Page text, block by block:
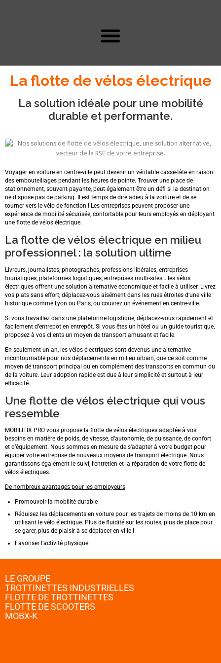
La flotte de vélos électrique
La solution idéale pour une mobilité
durable et performante.
Voyager en voiture en centre-ville peut devenir un véritable casse-tête en raison
des embouteillages pendant les heures de pointe. Trouver une place de
stationnement, souvent payante, peut également être un défi si la destination
ne dispose pas de parking. Il est temps de dire adieu à la voiture et de se
tourner vers le vélo de fonction ! Les entreprises peuvent proposer une
expérience de mobilité sécurisée, confortable pour leurs employés en déployant
une flotte de vélos électrique.
La flotte de vélos électrique en milieu
professionnel : la solution ultime
Livreurs, journalistes, photographes, professions libérales, entreprises
touristiques, plateformes logistiques, entreprises multi-sites… les vélos
électriques offrent une solution alternative économique et facile à utiliser. Livrez
vos plats sans effort, déplacez-vous aisément dans les rues étroites d’une ville
historique comme Lyon ou Paris, ou couvrez un événement en centre-ville.
Si vous travaillez dans une plateforme logistique, déplacez-vous rapidement et
facilement d’entrepôt en entrepôt. Si vous êtes un hôtel ou un guide touristique,
proposez à vos clients un moyen de transport amusant et facile.
En seulement un an, les vélos électriques sont devenus une alternative
incontournable pour nos déplacements en milieu urbain, que ce soit comme
moyen de transport principal ou en complément des transports en commun ou
de la voiture. Leur adoption rapide est due à leur simplicité et surtout à leur
efficacité.
Une flotte de vélos électrique qui vous
ressemble
MOBILITIX PRO vous propose la flotte de vélos électriques adaptée à vos
besoins en matière de poids, de vitesse, d’autonomie, de puissance, de confort
et d’équipement. Nous sommes en mesure de s’adapter à votre budget pour
équiper votre entreprise de nouveaux moyens de transport électrique. Nous
garantissons également le suivi, l’entretien et la réparation de votre flotte de
vélos électriques.
De nombreux avantages pour les employeurs
Promouvoir la mobilité durable
Réduisez les déplacements en voiture pour les trajets de moins de 10 km en
utilisant le vélo électrique. Plus de fluidité sur les routes, plus de place pour
se garer, plus de plaisir à se déplacer en ville !
Favoriser l’activité physique
LE GROUPE
TROTTINETTES INDUSTRIELLES
FLOTTE DE TROTTINETTES
FLOTTE DE SCOOTERS
MOBX-K